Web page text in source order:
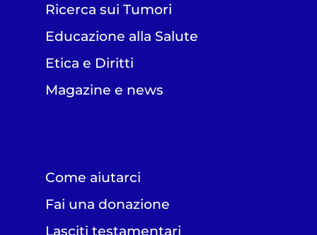
Ricerca sui Tumori
Educazione alla Salute
Etica e Diritti
Magazine e news
Come aiutarci
Fai una donazione
Lasciti testamentari